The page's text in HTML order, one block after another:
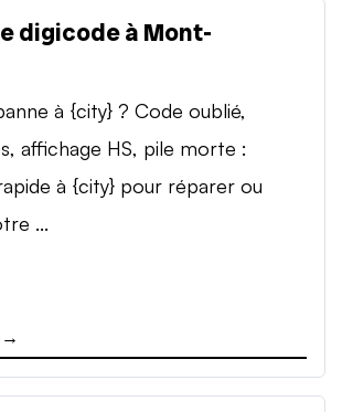
digicode à Mont-
à {city} ? Code oublié,
affichage HS, pile morte :
à {city} pour réparer ou
...
→